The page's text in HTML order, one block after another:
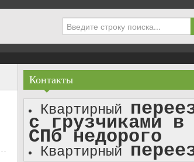
Контакты
Квартирный
с грузчиками в
СПб недорого
Квартирный